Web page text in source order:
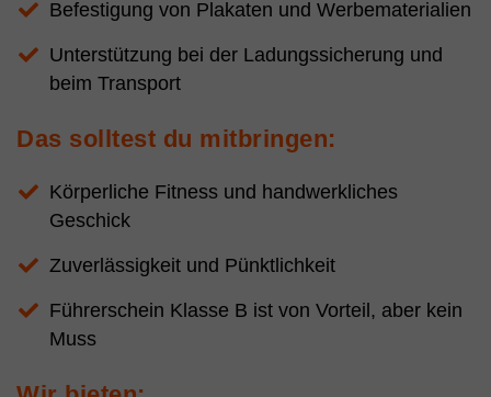
Befestigung von Plakaten und Werbematerialien
Unterstützung bei der Ladungssicherung und
beim Transport
Das solltest du mitbringen:
Körperliche Fitness und handwerkliches
Geschick
Zuverlässigkeit und Pünktlichkeit
Führerschein Klasse B ist von Vorteil, aber kein
Muss